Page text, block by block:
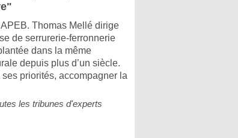
Thomas Mellé dirige
de serrurerie-ferronnerie
dans la même
depuis plus d’un siècle.
priorités, accompagner la
les tribunes d'experts